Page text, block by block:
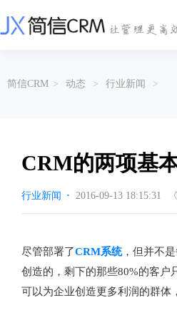
营销云
从营销获客到商机转化的全流程管理
渠道云
融合分公司、经销商、总部伙伴管理
涵盖多种售前/后服务元素功能和接入
涵盖多种售前/后服务元素功能和接入
挖现有客户价值以及开发更多新...
传媒企业自身由于数字化传媒的
展，对其内部控制建设和完善也
互联网等相关信息技术的发展是支
互联网金融模式发展的基石，给...
帮助文档
以CRM产品为基础的功能点
关于简信
简信CRM > 动态 > 行业新闻 >
CRM的两项基
行业新闻 · 2016-09-13 18:15:31
尽管部署了CRM系统，但并不
创造的，剩下的那些80%的客户
可以为企业创造更多利润的群体